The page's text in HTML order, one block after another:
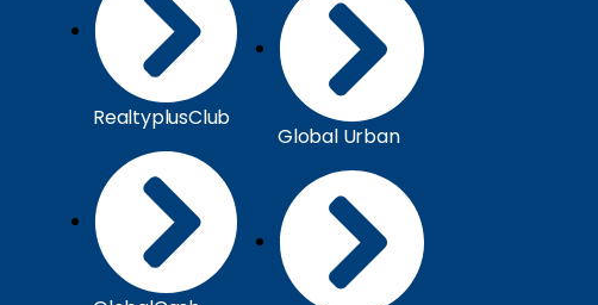
RealtyplusClub
Global Urban